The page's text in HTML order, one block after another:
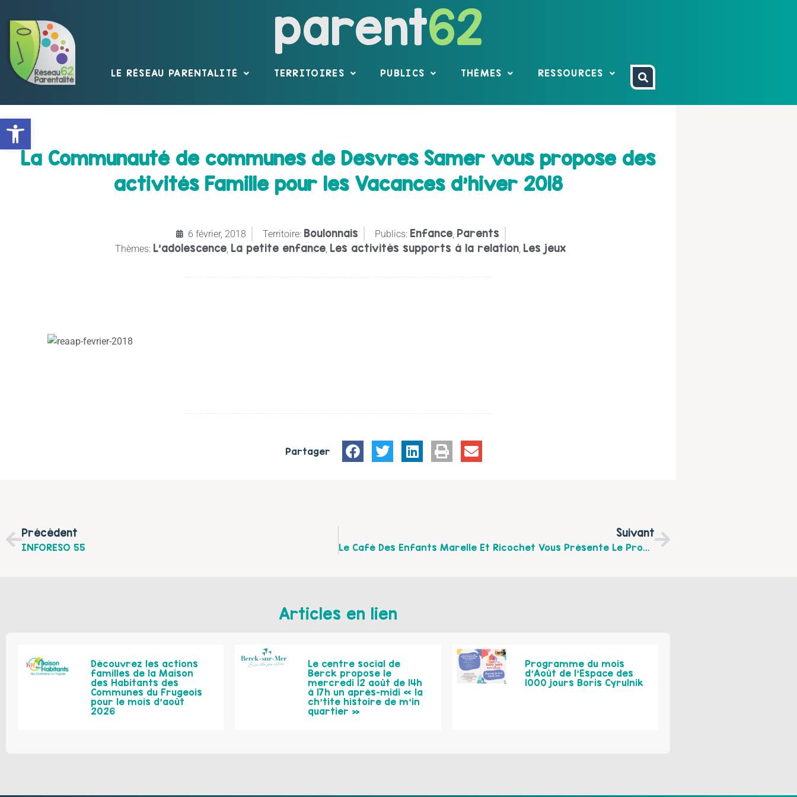
Ouvrir la barre d’outils
parent62
LE RÉSEAU PARENTALITÉ TERRITOIRES PUBLICS THÈMES RESSOURCES
La Communauté de communes de Desvres Samer vous propose des
activités Famille pour les Vacances d’hiver 2018
6 février, 2018 Territoire: Boulonnais Publics: Enfance Parents
Thèmes: L’adolescence La petite enfance Les activités supports à la relation Les jeux
Partager
Précédent
INFORESO 55
Suivant
Le Café Des Enfants Marelle Et Ricochet Vous Présente Le Programme De Ses Actions Pour Les Vacances De Février 2018
Articles en lien
Découvrez les actions
familles de la Maison
des Habitants des
Communes du Frugeois
pour le mois d’août
2026
Le centre social de
Berck propose le
mercredi 12 août de 14h
à 17h un après-midi « la
ch’tite histoire de m’in
quartier »
Programme du mois
d’Août de l’Espace des
1000 jours Boris Cyrulnik